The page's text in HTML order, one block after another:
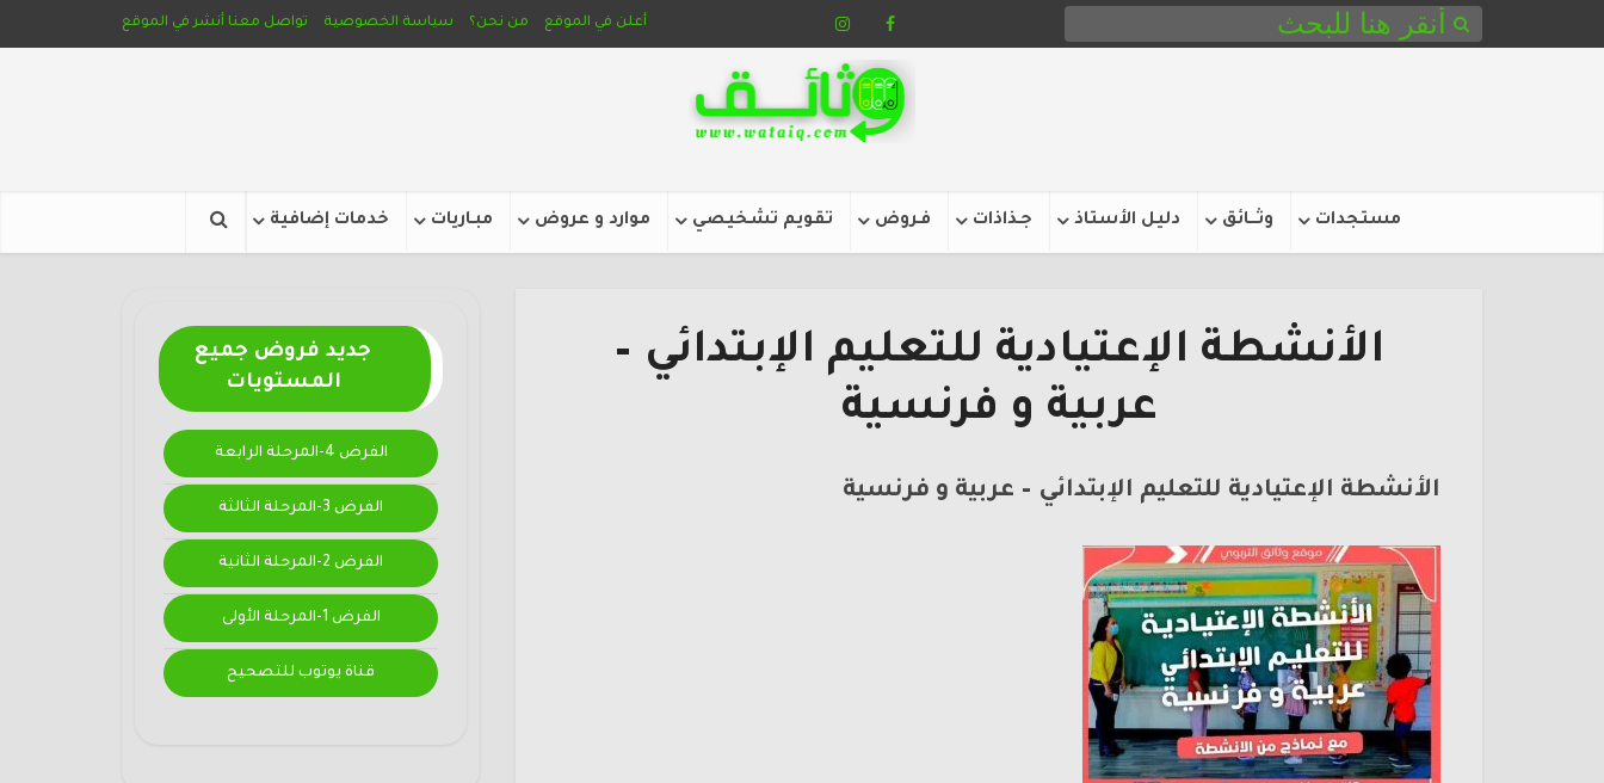
أعلن في الموقع من نحن؟ سياسة الخصوصية تواصل معنا أنشر في الموقع
مستجدات وثـــائق دليل الأستاذ جـذاذات فـروض تقويم تشخيصي موارد و عروض مبـاريات خدمات إضافية
جديد فروض جميع
المستويات
الفرض 4-المرحلة الرابعة
الفرض 3-المرحلة الثالثة
الفرض 2-المرحلة الثانية
الفرض 1-المرحلة الأولى
قناة يوتوب للتصحيح
الأنشطة الإعتيادية للتعليم الإبتدائي –
عربية و فرنسية
الأنشطة الإعتيادية للتعليم الإبتدائي – عربية و فرنسية